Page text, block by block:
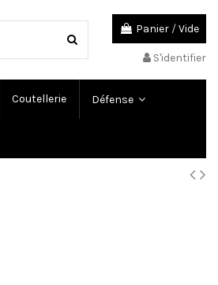
Panier /Vide
S'identifier
Coutellerie Défense